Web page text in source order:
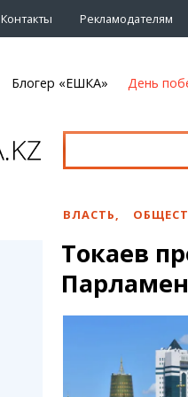
Контакты Рекламодателям
Афиша
Театры
Спорт
Выставки
Цирк и зоопарк
Web-камеры
Блогер «ЕШКА» День
ВЛАСТЬ,
Токаев